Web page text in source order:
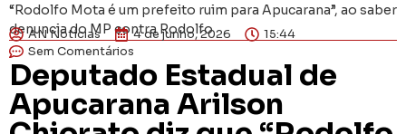
“Rodolfo Mota é um prefeito ruim para Apucarana”, ao saber
denuncia do MP contra Rodolfo
AN Notícias 4 de junho, 2026
15:44
Sem Comentários
Deputado Estadual de
Apucarana Arilson